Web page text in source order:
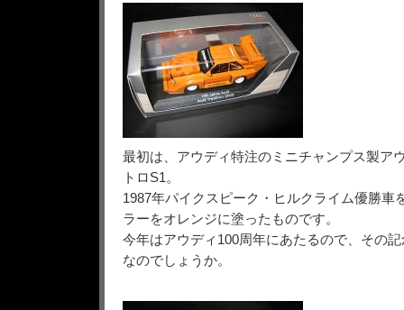
最初は、アウディ特注のミニチャンプス製ア
トロS1。
1987年パイクスピーク・ヒルクライム優勝車
ラーをオレンジに塗ったものです。
今年はアウディ100周年にあたるので、その
なのでしょうか。